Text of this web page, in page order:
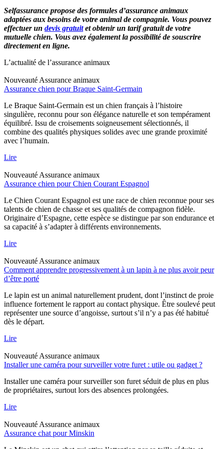
Selfassurance propose des formules d’assurance animaux
adaptées aux besoins de votre animal de compagnie. Vous pouvez
effectuer un devis gratuitet obtenir un tarif gratuit de votre
mutuelle chien. Vous avez également la possibilité de souscrire
directement en ligne.
L’actualité de l’assurance animaux
Nouveauté Assurance animaux
Assurance chien pour Braque Saint-Germain
Le Braque Saint-Germain est un chien français à l’histoire
singulière, reconnu pour son élégance naturelle et son tempérament
équilibré. Issu de croisements soigneusement sélectionnés, il
combine des qualités physiques solides avec une grande proximité
avec l’humain.
Lire
Nouveauté Assurance animaux
Assurance chien pour Chien Courant Espagnol
Le Chien Courant Espagnol est une race de chien reconnue pour ses
talents de chien de chasse et ses qualités de compagnon fidèle.
Originaire d’Espagne, cette espèce se distingue par son endurance et
sa capacité à s’adapter à différents environnements.
Lire
Nouveauté Assurance animaux
Comment apprendre progressivement à un lapin à ne plus avoir peur
d’être porté
Le lapin est un animal naturellement prudent, dont l’instinct de proie
influence fortement le rapport au contact physique. Être soulevé peut
représenter une source d’angoisse, surtout s’il n’y a pas été habitué
dès le départ.
Lire
Nouveauté Assurance animaux
Installer une caméra pour surveiller votre furet : utile ou gadget ?
Installer une caméra pour surveiller son furet séduit de plus en plus
de propriétaires, surtout lors des absences prolongées.
Lire
Nouveauté Assurance animaux
Assurance chat pour Minskin